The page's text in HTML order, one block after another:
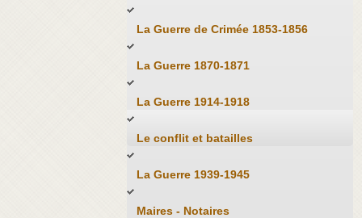
La Guerre de Crimée 1853-1856
La Guerre 1870-1871
La Guerre 1914-1918
Le conflit et batailles
La Guerre 1939-1945
Maires - Notaires